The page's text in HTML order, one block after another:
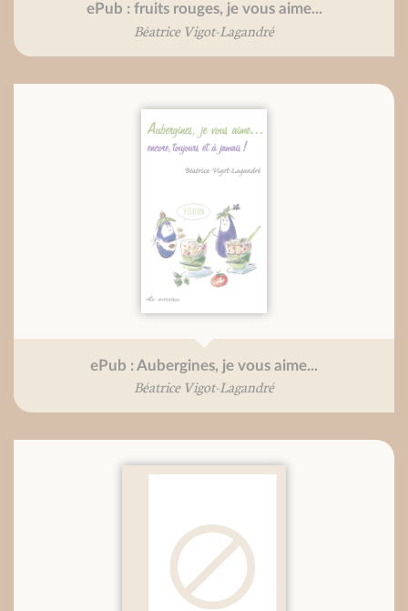
ePub : fruits rouges, je vous aime...
Béatrice Vigot-Lagandré
ePub : Aubergines, je vous aime...
Béatrice Vigot-Lagandré